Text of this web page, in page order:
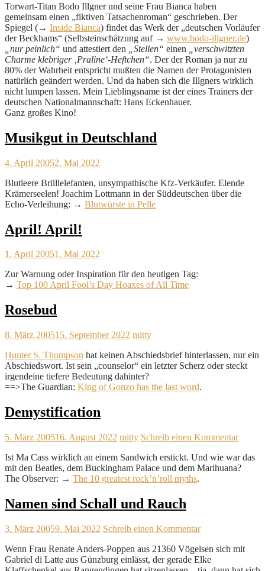
Torwart-Titan Bodo Illgner und seine Frau Bianca haben
gemeinsam einen „fiktiven Tatsachenroman“ geschrieben. Der
Spiegel (→ Inside Bianca) findet das Werk der „deutschen Vorläufer
der Beckhams“ (Selbsteinschätzung auf → www.bodo-illgner.de)
„nur peinlich“ und attestiert den „Stellen“ einen
„verschwitzten
Charme klebriger ‚Praline‘-Heftchen“. Der der Roman ja nur zu
80% der Wahrheit entspricht mußten die Namen der Protagonisten
natürlich geändert werden. Und da haben sich die Illgners wirklich
nicht lumpen lassen. Mein Lieblingsname ist der eines Trainers der
deutschen Nationalmannschaft: Hans Eckenhauer.
Ganz großes Kino!
Musikgut in Deutschland
4. April 20052. Mai 2022
Blutleere Brüllelefanten, unsympathische Kfz-Verkäufer. Elende
Krämerseelen! Joachim Lottmann in der Süddeutschen über die
Echo-Verleihung: → Blutwürste in Pelle
April! April!
1. April 20051. Mai 2022
Zur Warnung oder Inspiration für den heutigen Tag:
→ Top 100 April Fool’s Day Hoaxes of All Time
Rosebud
8. März 200515. September 2022 mitty
Hunter S. Thompson hat keinen Abschiedsbrief hinterlassen, nur ein
Abschiedswort. Ist sein „counselor“ ein letzter Scherz oder steckt
irgendeine tiefere Bedeutung dahinter?
==>The Guardian: King of Gonzo has the last word.
Demystification
5. März 200516. August 2022 mitty Schreib einen Kommentar
Ist Ma Cass wirklich an einem Sandwich erstickt. Und wie war das
mit den Beatles, dem Buckingham Palace und dem Marihuana?
The Observer: → The 10 greatest rock’n’roll myths.
Namen sind Schall und Rauch
3. März 20059. Mai 2022 Schreib einen Kommentar
Wenn Frau Renate Anders-Poppen aus 21360 Vögelsen sich mit
Gabriel di Latte aus Günzburg einlässt, der gerade Elke